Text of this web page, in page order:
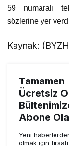
59 numaralı
sözlerine yer
Kaynak:
Tamamen
Ücretsiz
Abone
Yeni
olmak için